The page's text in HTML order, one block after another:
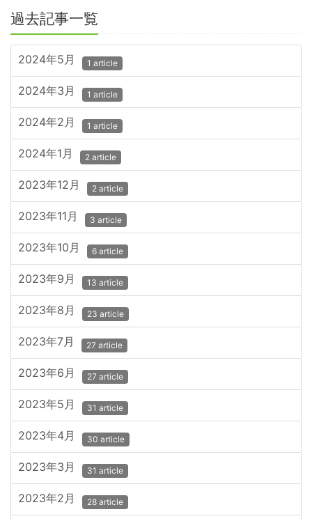
過去記事一覧
2024年5月 1 article
2024年3月 1 article
2024年2月 1 article
2024年1月 2 article
2023年12月 2 article
2023年11月 3 article
2023年10月 6 article
2023年9月 13 article
2023年8月 23 article
2023年7月 27 article
2023年6月 27 article
2023年5月 31 article
2023年4月 30 article
2023年3月 31 article
2023年2月 28 article